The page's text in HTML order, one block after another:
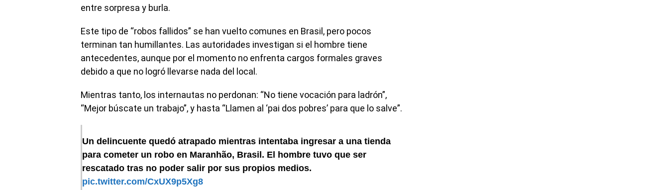
entre sorpresa y burla.
Este tipo de “robos fallidos” se han vuelto comunes en Brasil, pero pocos
terminan tan humillantes. Las autoridades investigan si el hombre tiene
antecedentes, aunque por el momento no enfrenta cargos formales graves
debido a que no logró llevarse nada del local.
Mientras tanto, los internautas no perdonan: “No tiene vocación para ladrón”,
“Mejor búscate un trabajo”, y hasta “Llamen al ‘pai dos pobres’ para que lo salve”.
Un delincuente quedó atrapado mientras intentaba ingresar a una tienda
para cometer un robo en Maranhão, Brasil. El hombre tuvo que ser
rescatado tras no poder salir por sus propios medios.
pic.twitter.com/CxUX9p5Xg8